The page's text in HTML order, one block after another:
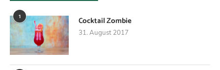
1 Cocktail Zombie
31. August 2017